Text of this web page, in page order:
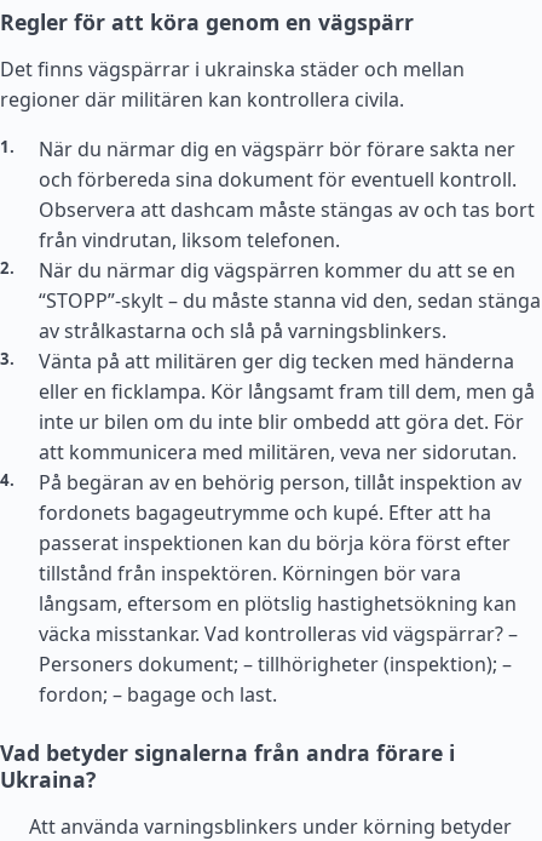
Regler för att köra genom en vägspärr
Det finns vägspärrar i ukrainska städer och mellan
regioner där militären kan kontrollera civila.
När du närmar dig en vägspärr bör förare sakta ner
och förbereda sina dokument för eventuell kontroll.
Observera att dashcam måste stängas av och tas bort
från vindrutan, liksom telefonen.
När du närmar dig vägspärren kommer du att se en
“STOPP”-skylt – du måste stanna vid den, sedan stänga
av strålkastarna och slå på varningsblinkers.
Vänta på att militären ger dig tecken med händerna
eller en ficklampa. Kör långsamt fram till dem, men gå
inte ur bilen om du inte blir ombedd att göra det. För
att kommunicera med militären, veva ner sidorutan.
På begäran av en behörig person, tillåt inspektion av
fordonets bagageutrymme och kupé. Efter att ha
passerat inspektionen kan du börja köra först efter
tillstånd från inspektören. Körningen bör vara
långsam, eftersom en plötslig hastighetsökning kan
väcka misstankar. Vad kontrolleras vid vägspärrar? –
Personers dokument; – tillhörigheter (inspektion); –
fordon; – bagage och last.
Vad betyder signalerna från andra förare i
Ukraina?
Att använda varningsblinkers under körning betyder